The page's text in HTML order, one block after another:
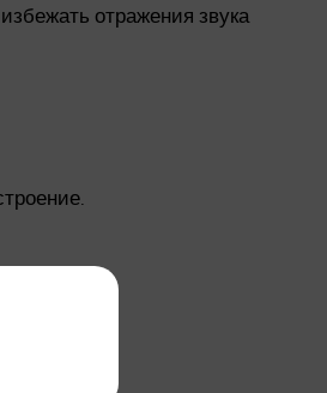
отражения звука
ветер.